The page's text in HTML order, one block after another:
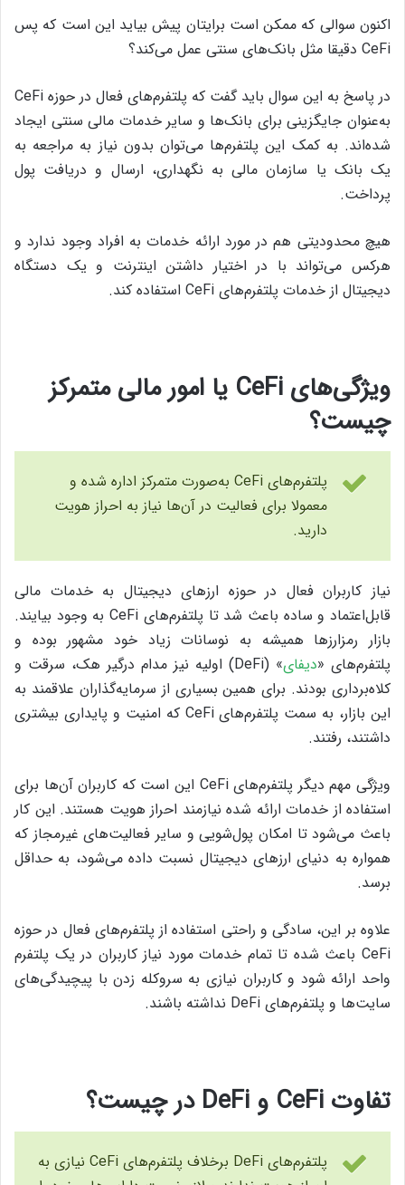
اکنون سوالی که ممکن است برایتان پیش بیاید این است که پس
CeFi دقیقا مثل بانک‌های سنتی عمل می‌کند؟
در پاسخ به این سوال باید گفت که پلتفرم‌های فعال در حوزه CeFi
به‌عنوان جایگزینی برای بانک‌ها و سایر خدمات مالی سنتی ایجاد
شده‌اند. به کمک این پلتفرم‌ها می‌توان بدون نیاز به مراجعه به
یک بانک یا سازمان مالی به نگهداری، ارسال و دریافت پول
پرداخت.
هیچ محدودیتی هم در مورد ارائه خدمات به افراد وجود ندارد و
هرکس می‌تواند با در اختیار داشتن اینترنت و یک دستگاه
دیجیتال از خدمات پلتفرم‌های CeFi استفاده کند.
ویژگی‌های CeFi یا امور مالی متمرکز
چیست؟
پلتفرم‌های CeFi به‌صورت متمرکز اداره شده و
معمولا برای فعالیت در آن‌ها نیاز به احراز هویت
دارید.
نیاز کاربران فعال در حوزه ارزهای دیجیتال به خدمات مالی
قابل‌اعتماد و ساده باعث شد تا پلتفرم‌های CeFi به وجود بیایند.
بازار رمزارزها همیشه به نوسانات زیاد خود مشهور بوده و
پلتفرم‌های «دیفای
» (DeFi) اولیه نیز مدام درگیر هک، سرقت و
کلاه‌برداری بودند. برای همین بسیاری از سرمایه‌گذاران علاقمند به
این بازار، به سمت پلتفرم‌های CeFi که امنیت و پایداری بیشتری
داشتند، رفتند.
ویژگی مهم دیگر پلتفرم‌های CeFi این است که کاربران آن‌ها برای
استفاده از خدمات ارائه‌ شده نیازمند احراز هویت هستند. این کار
باعث می‌شود تا امکان پول‌شویی و سایر فعالیت‌های غیرمجاز که
همواره به دنیای ارزهای دیجیتال نسبت داده می‌شود، به حداقل
برسد.
علاوه بر این، سادگی و راحتی استفاده از پلتفرم‌های فعال در حوزه
CeFi باعث شده تا تمام خدمات مورد نیاز کاربران در یک پلتفرم
واحد ارائه شود و کاربران نیازی به سروکله زدن با پیچیدگی‌های
سایت‌ها و پلتفرم‌های DeFi نداشته باشند.
تفاوت CeFi و DeFi در چیست؟
پلتفرم‌های DeFi برخلاف پلتفرم‌های CeFi نیازی به